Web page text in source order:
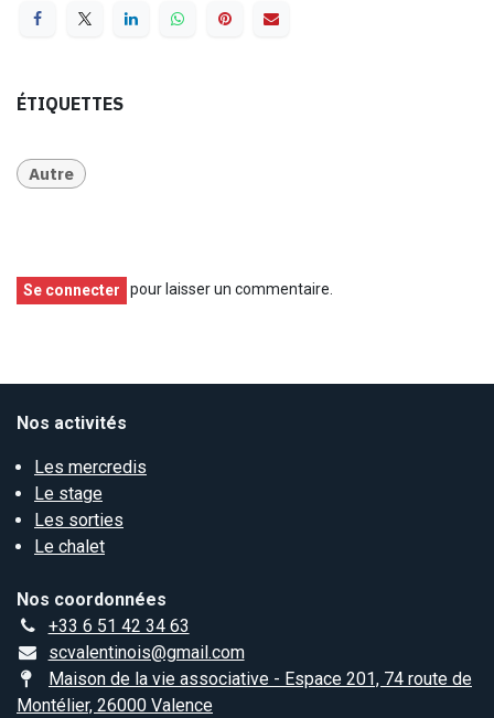
ÉTIQUETTES
Autre
Se connecter pour laisser un commentaire.
Nos activités
Les mercredis
Le stage
Les sorties
Le chalet
Nos coordonnées
+33 6 51 42 34 63
scvalentinois@gmail.com
Maison de la vie associative - Espace 201, 74 route de
Montélier, 26000 Valence